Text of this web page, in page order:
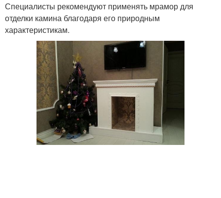
Камин с имитацией
Пенопласт для камина
камины
Камины из картона Бюджетный камин
Специалисты рекомендуют применять мрамор для
отделки камина благодаря его природным
характеристикам.